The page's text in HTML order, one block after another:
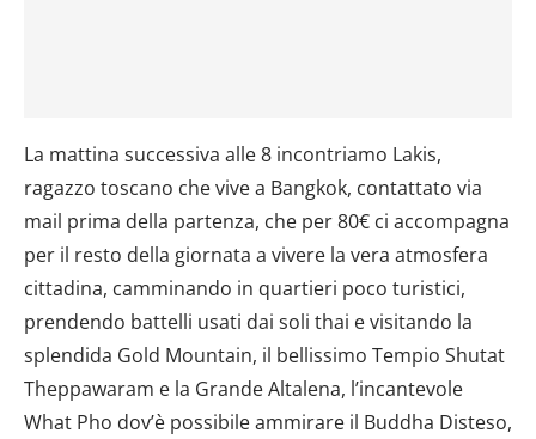
La mattina successiva alle 8 incontriamo Lakis,
ragazzo toscano che vive a Bangkok, contattato via
mail prima della partenza, che per 80€ ci accompagna
per il resto della giornata a vivere la vera atmosfera
cittadina, camminando in quartieri poco turistici,
prendendo battelli usati dai soli thai e visitando la
splendida Gold Mountain, il bellissimo Tempio Shutat
Theppawaram e la Grande Altalena, l’incantevole
What Pho dov’è possibile ammirare il Buddha Disteso,